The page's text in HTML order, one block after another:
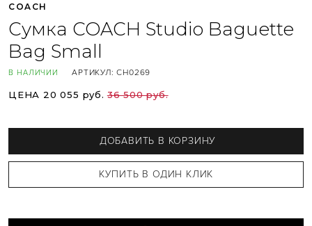
COACH
Сумка COACH Studio Baguette
Bag Small
В НАЛИЧИИ АРТИКУЛ:CH0269
ЦЕНА 20 055 руб. 36 500 руб.
ДОБАВИТЬ В КОРЗИНУ